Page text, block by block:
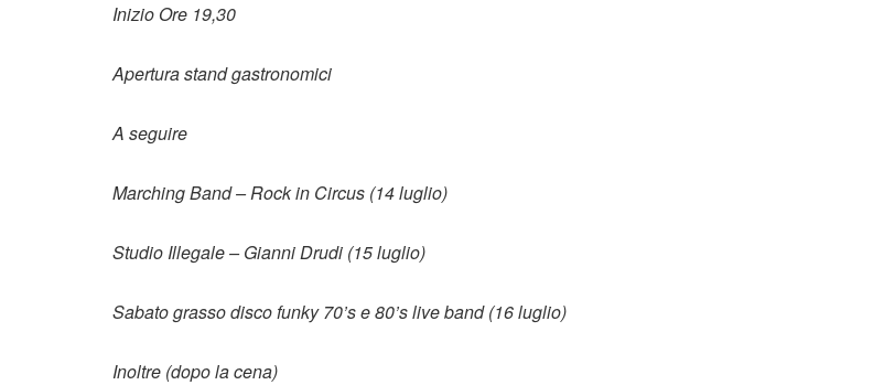
Inizio Ore 19,30
Apertura stand gastronomici
A seguire
Marching Band – Rock in Circus (14 luglio)
Studio Illegale – Gianni Drudi (15 luglio)
Sabato grasso disco funky 70’s e 80’s live band (16 luglio)
Inoltre (dopo la cena)